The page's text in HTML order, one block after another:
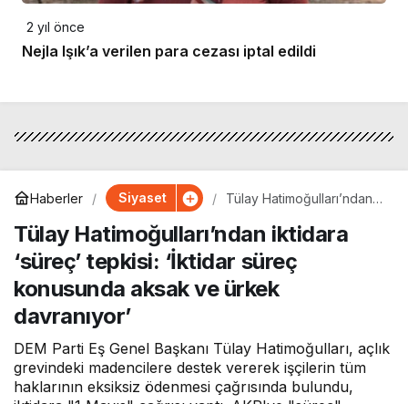
2 yıl önce
Nejla Işık’a verilen para cezası iptal edildi
Haberler Siyaset
Tülay Hatimoğulları’ndan
‘İktidar süreç konusunda
aksak ve ürkek
davranıyor’
Tülay Hatimoğulları’ndan iktidara
‘süreç’ tepkisi: ‘İktidar süreç
konusunda aksak ve ürkek
davranıyor’
DEM Parti Eş Genel Başkanı Tülay Hatimoğulları, açlık
grevindeki madencilere destek vererek işçilerin tüm
haklarının eksiksiz ödenmesi çağrısında bulundu,